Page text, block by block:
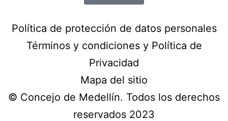
Política de protección de datos personales
Términos y condiciones y Política de
Privacidad
Mapa del sitio
© Concejo de Medellín. Todos los derechos
reservados 2023